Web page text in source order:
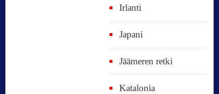
Irlanti
Japani
Jäämeren retki
Katalonia